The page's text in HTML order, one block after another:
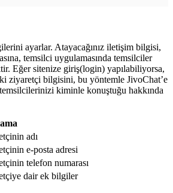
ayarlar. Atayacağınız iletişim bilgisi,
temsilci uygulamasında temsilciler
Eğer sitenize giriş(login) yapılabiliyorsa,
ziyaretçi bilgisini, bu yöntemle JivoChat’e
kiminle konuştuğu hakkında
adı
e-posta adresi
telefon numarası
dair ek bilgiler